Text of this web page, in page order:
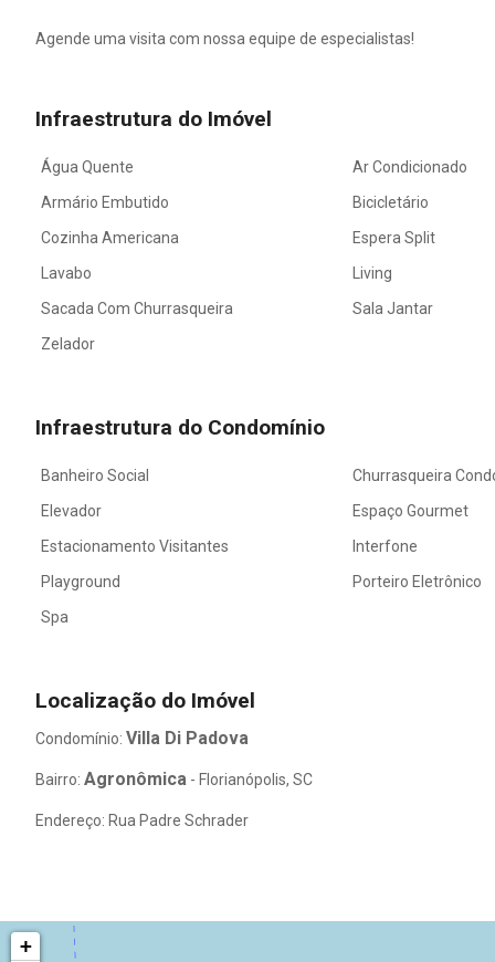
Agende uma visita com nossa equipe de especialistas!
Infraestrutura do Imóvel
Água Quente
Ar Condicionado
Armário Embutido
Bicicletário
Cozinha Americana
Espera Split
Lavabo
Living
Sacada Com Churrasqueira
Sala Jantar
Zelador
Infraestrutura do Condomínio
Banheiro Social
Churrasqueira
Elevador
Espaço Gourmet
Estacionamento Visitantes
Interfone
Playground
Porteiro Eletrônico
Spa
Localização do Imóvel
Condomínio: Villa Di Padova
Bairro: Agronômica - Florianópolis, SC
Endereço: Rua Padre Schrader
+